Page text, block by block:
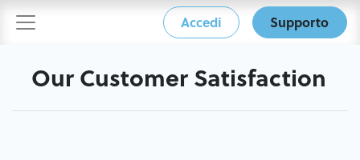
Accedi Supporto
Our Customer Satisfaction